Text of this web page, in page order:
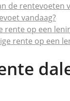
de rentevoeten
vandaag?
rente op een
rente op een